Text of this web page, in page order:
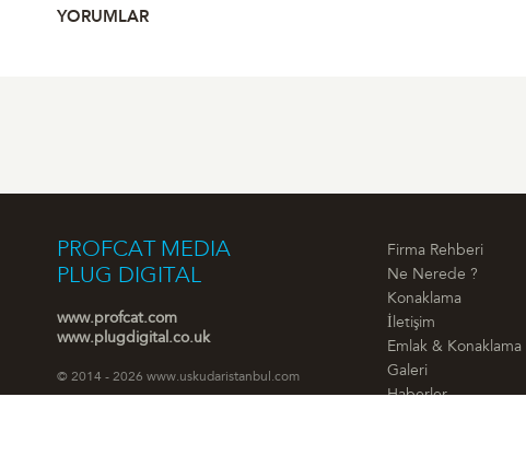
YORUMLAR
PROFCAT MEDIA
PLUG DIGITAL
www.profcat.com
www.plugdigital.co.uk
© 2014 - 2026 www.uskudaristanbul.com
Firma Rehberi
Ne Nerede ?
Konaklama
İletişim
Emlak & Konaklama
Galeri
Haberler